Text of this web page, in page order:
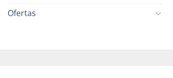
Ofertas